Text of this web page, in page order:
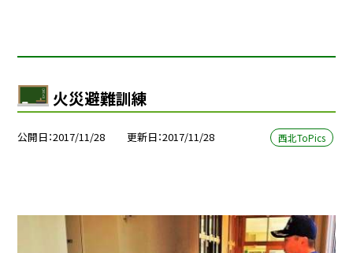
火災避難訓練
公開日 2017/11/28 更新日 2017/11/28 西北ToPics